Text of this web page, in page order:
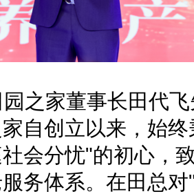
之家董事长田代
自创立以来，始
会分忧"的初心，
务体系。在田总对